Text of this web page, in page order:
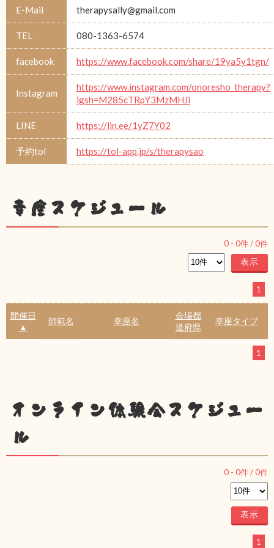
E-Mail therapysally@gmail.com
TEL 080-1363-6574
facebook https://www.facebook.com/share/19ya5y1tgn/
Instagram
https://www.instagram.com/onoresho_therapy?
igsh=M285cTRpY3MzMHJi
LINE https://lin.ee/1yZ7Y02
予約tol https://tol-app.jp/s/therapysao
幸座スケジュール
0 - 0件 /0件
1
開催日
▲
師範名 幸座名
会場都
道府県
幸座タイプ
1
オンライン体験会スケジュー
ル
0 - 0件 /0件
1